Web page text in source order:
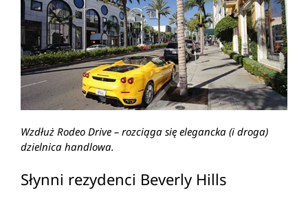
Wzdłuż Rodeo Drive – rozciąga się elegancka (i droga)
dzielnica handlowa.
Słynni rezydenci Beverly Hills